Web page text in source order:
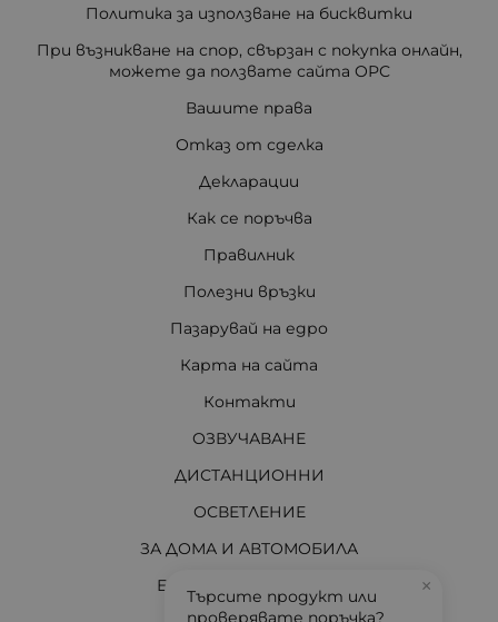
Политика за използване на бисквитки
При възникване на спор, свързан с покупка онлайн,
можете да ползвате сайта ОРС
Вашите права
Отказ от сделка
Декларации
Как се поръчва
Правилник
Полезни връзки
Пазарувай на едро
Карта на сайта
Контакти
ОЗВУЧАВАНЕ
ДИСТАНЦИОННИ
ОСВЕТЛЕНИЕ
ЗА ДОМА И АВТОМОБИЛА
ЕЛЕКТРО МАТЕРИАЛИ
×
Търсите продукт или
проверявате поръчка?